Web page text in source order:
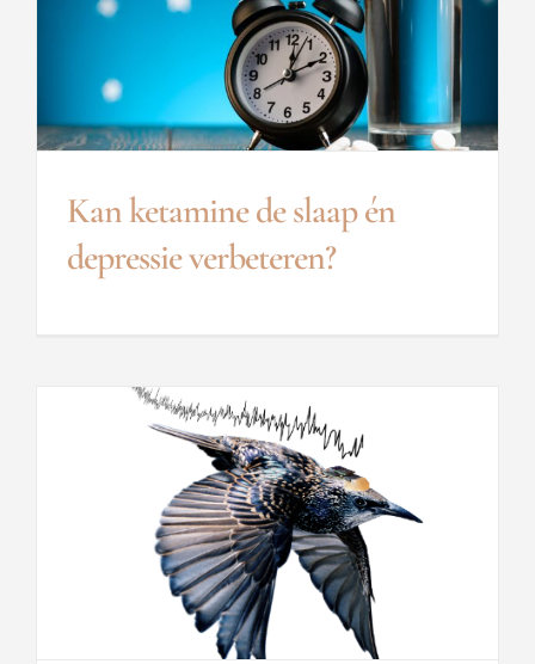
Kan ketamine de slaap én
depressie verbeteren?